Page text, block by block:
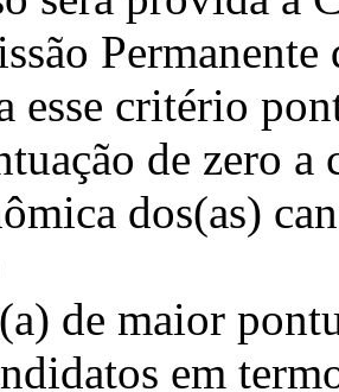
Permanente
esse critério
de zero
dos(as)
de maior
em